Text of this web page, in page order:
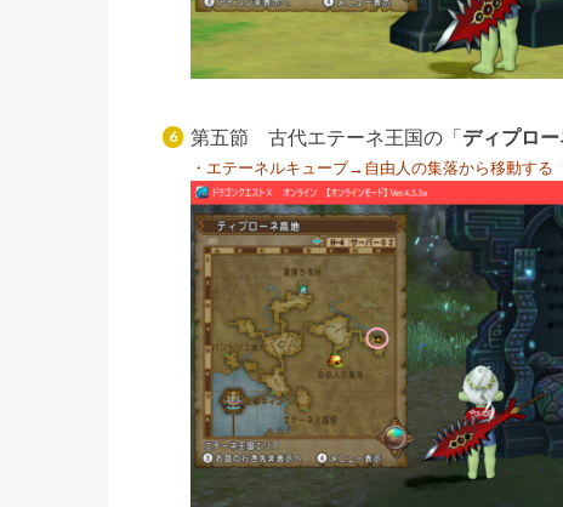
第五節 古代エテーネ王国の「 ディプロ
・エテーネルキューブ→自由人の集落から移動する